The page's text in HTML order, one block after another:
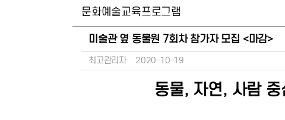
문화예술교육프로그램
미술관 옆 동물원 7회차 참가자 모집 <마감>
최고관리자 2020-10-19
동물, 자연, 사람